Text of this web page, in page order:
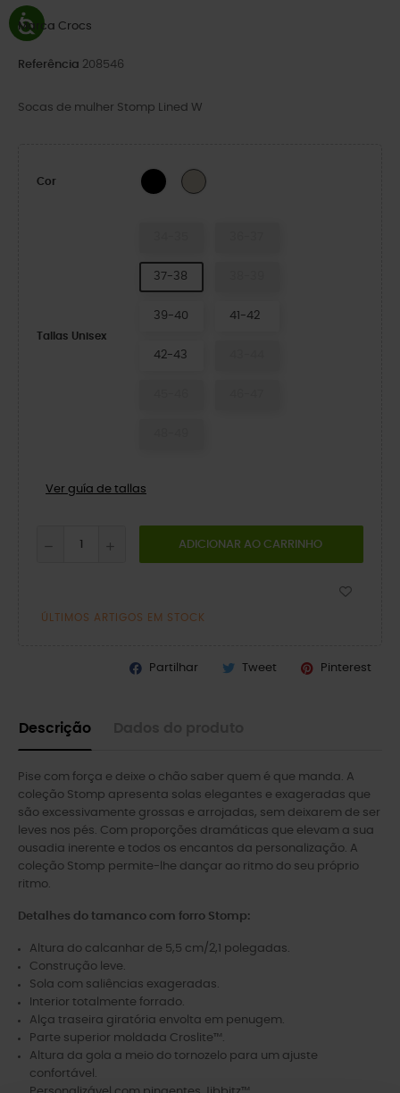
Marca Crocs
Referência 208546
Socas de mulher Stomp Lined W
Cor BLACK Estuque
Tallas Unisex
37-38
39-40 41-42
42-43
Ver guía de tallas
ADICIONAR AO CARRINHO
ÚLTIMOS ARTIGOS EM STOCK
Partilhar Tweet Pinterest
Descrição
Pise com força e deixe o chão saber quem é que manda. A
coleção Stomp apresenta solas elegantes e exageradas que
são excessivamente grossas e arrojadas, sem deixarem de ser
leves nos pés. Com proporções dramáticas que elevam a sua
ousadia inerente e todos os encantos da personalização. A
coleção Stomp permite-lhe dançar ao ritmo do seu próprio
ritmo.
Detalhes do tamanco com forro Stomp:
Altura do calcanhar de 5,5 cm/2,1 polegadas.
Construção leve.
Sola com saliências exageradas.
Interior totalmente forrado.
Alça traseira giratória envolta em penugem.
Parte superior moldada Croslite™.
Altura da gola a meio do tornozelo para um ajuste
confortável.